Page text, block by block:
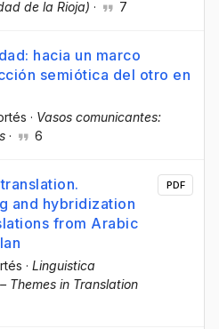
de la Rioja) · 7
hacia un marco
semiótica del otro en
· Vasos comunicantes:
· 6
and hybridization
from Arabic
· Linguistica
Themes in Translation
PDF